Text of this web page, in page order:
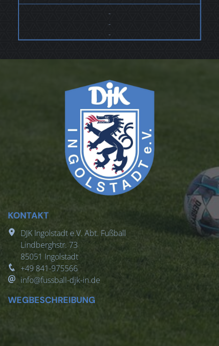
-
-
-
KONTAKT
DJK Ingolstadt e.V. Abt. Fußball
Lindberghstr. 73
85051 Ingolstadt
+49 841-975566
info@fussball-djk-in.de
WEGBESCHREIBUNG